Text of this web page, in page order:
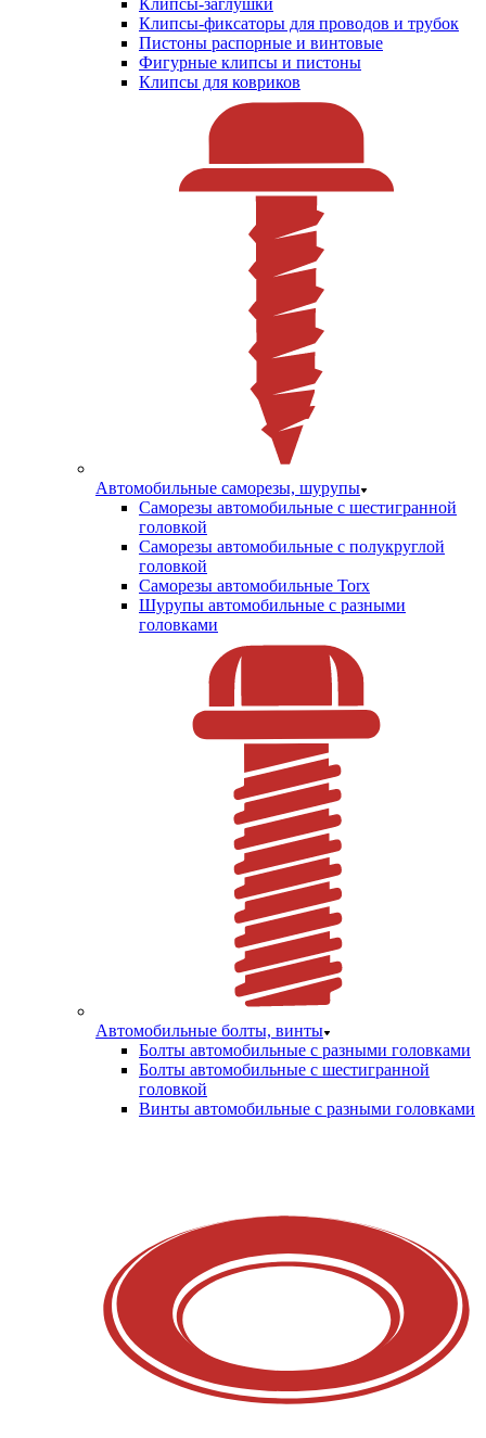
Клипсы-фиксаторы для проводов и трубок
Пистоны распорные и винтовые
Фигурные клипсы и пистоны
Клипсы для ковриков
Автомобильные саморезы, шурупы
Саморезы автомобильные с шестигранной
головкой
Саморезы автомобильные с полукруглой
головкой
Саморезы автомобильные Torx
Шурупы автомобильные с разными
головками
Автомобильные болты, винты
Болты автомобильные с разными головками
Болты автомобильные с шестигранной
головкой
Винты автомобильные с разными головками